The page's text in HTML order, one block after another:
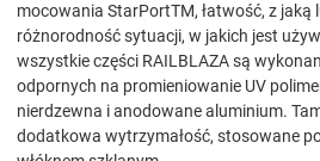
mocowania StarPortTM, łatwość, z
różnorodność sytuacji, w jakich jest
wszystkie części RAILBLAZA są
odpornych na promieniowanie UV
nierdzewna i anodowane aluminium.
dodatkowa wytrzymałość, stosowane